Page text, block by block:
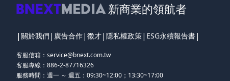
新商業的領航者
| 關於我們 | 廣告合作| 徵才| 隱私權政策| ESG永續報告書|
客服信箱： service@bnext.com.tw
客服專線：886-2-87716326
服務時間：週一 ～ 週五：09:30~12:00；13:30~17:00